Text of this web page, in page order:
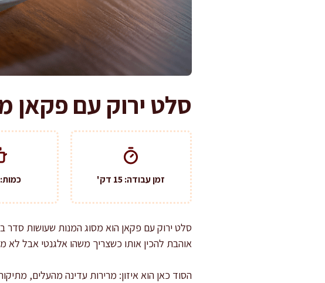
סלט ירוק עם פקאן ממכר ב-15 דקות,
זמן עבודה: 15 דק' כמות: 8 מנות
סלט ירוק עם פקאן הוא מסוג המנות שעושות סדר
אוהבת להכין אותו כשצריך משהו אלגנטי אבל
הסוד כאן הוא איזון: מרירות עדינה מהעלים,